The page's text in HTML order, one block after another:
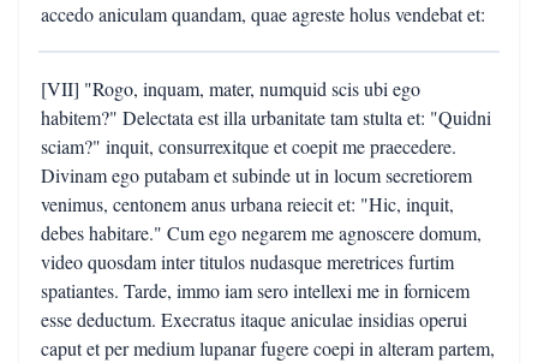
accedo aniculam quandam, quae agreste holus vendebat et:
[VII] "Rogo, inquam, mater, numquid scis ubi ego
habitem?" Delectata est illa urbanitate tam stulta et: "Quidni
sciam?" inquit, consurrexitque et coepit me praecedere.
Divinam ego putabam et subinde ut in locum secretiorem
venimus, centonem anus urbana reiecit et: "Hic, inquit,
debes habitare." Cum ego negarem me agnoscere domum,
video quosdam inter titulos nudasque meretrices furtim
spatiantes. Tarde, immo iam sero intellexi me in fornicem
esse deductum. Execratus itaque aniculae insidias operui
caput et per medium lupanar fugere coepi in alteram partem,